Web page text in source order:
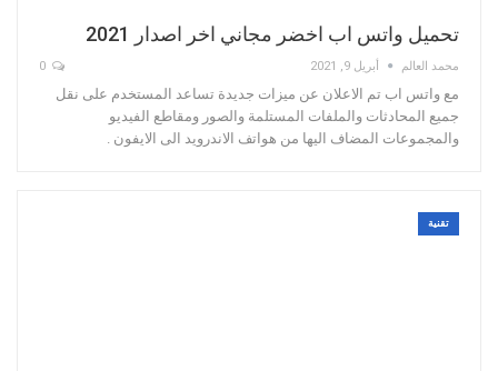
تحميل واتس اب اخضر مجاني اخر اصدار 2021
محمد العالم أبريل 9, 2021
مع واتس اب تم الاعلان عن ميزات جديدة تساعد المستخدم على نقل
جميع المحادثات والملفات المستلمة والصور ومقاطع الفيديو
والمجموعات المضاف اليها من هواتف الاندرويد الى الايفون .
تقنية